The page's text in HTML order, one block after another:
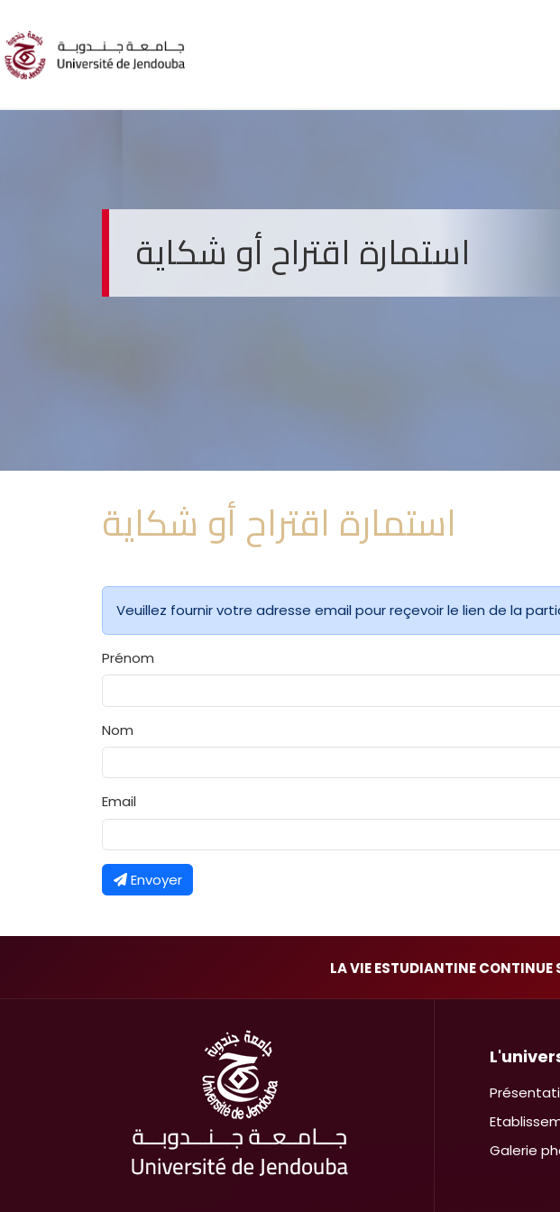
استمارة اقتراح أو شكاية
استمارة اقتراح أو شكاية
Veuillez fournir votre adresse email pour reçevoir le lien de la
Prénom
Nom
Email
Envoyer
LA VIE ESTUDIANTINE CONTINUE
Galerie